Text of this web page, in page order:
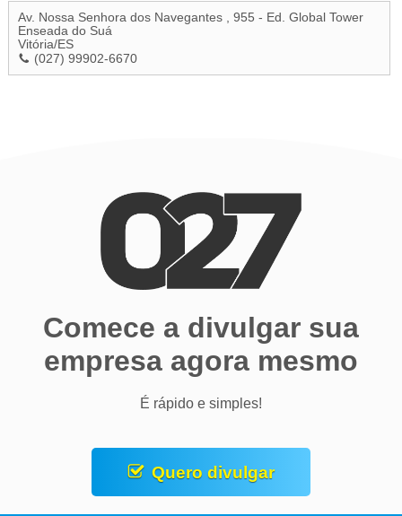
Av. Nossa Senhora dos Navegantes , 955 - Ed. Global Tower
Enseada do Suá
Vitória/ES
(027) 99902-6670
Comece a divulgar sua
empresa agora mesmo
É rápido e simples!
Quero divulgar